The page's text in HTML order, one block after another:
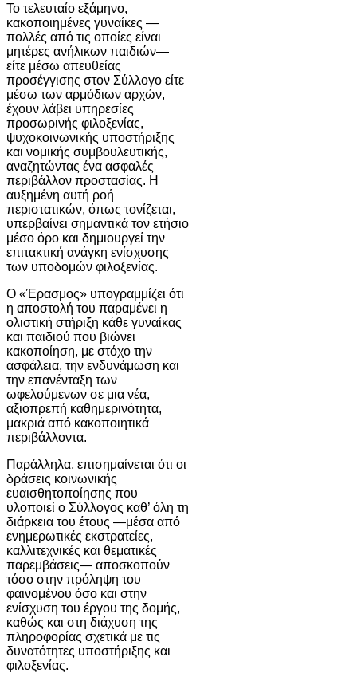
Το τελευταίο εξάμηνο,
κακοποιημένες γυναίκες —
πολλές από τις οποίες είναι
μητέρες ανήλικων παιδιών—
είτε μέσω απευθείας
προσέγγισης στον Σύλλογο είτε
μέσω των αρμόδιων αρχών,
έχουν λάβει υπηρεσίες
προσωρινής φιλοξενίας,
ψυχοκοινωνικής υποστήριξης
και νομικής συμβουλευτικής,
αναζητώντας ένα ασφαλές
περιβάλλον προστασίας. Η
αυξημένη αυτή ροή
περιστατικών, όπως τονίζεται,
υπερβαίνει σημαντικά τον ετήσιο
μέσο όρο και δημιουργεί την
επιτακτική ανάγκη ενίσχυσης
των υποδομών φιλοξενίας.
Ο «Έρασμος» υπογραμμίζει ότι
η αποστολή του παραμένει η
ολιστική στήριξη κάθε γυναίκας
και παιδιού που βιώνει
κακοποίηση, με στόχο την
ασφάλεια, την ενδυνάμωση και
την επανένταξη των
ωφελούμενων σε μια νέα,
αξιοπρεπή καθημερινότητα,
μακριά από κακοποιητικά
περιβάλλοντα.
Παράλληλα, επισημαίνεται ότι οι
δράσεις κοινωνικής
ευαισθητοποίησης που
υλοποιεί ο Σύλλογος καθ’ όλη τη
διάρκεια του έτους —μέσα από
ενημερωτικές εκστρατείες,
καλλιτεχνικές και θεματικές
παρεμβάσεις— αποσκοπούν
τόσο στην πρόληψη του
φαινομένου όσο και στην
ενίσχυση του έργου της δομής,
καθώς και στη διάχυση της
πληροφορίας σχετικά με τις
δυνατότητες υποστήριξης και
φιλοξενίας.